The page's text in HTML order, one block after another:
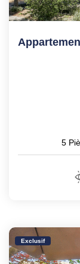
5
Exclusif